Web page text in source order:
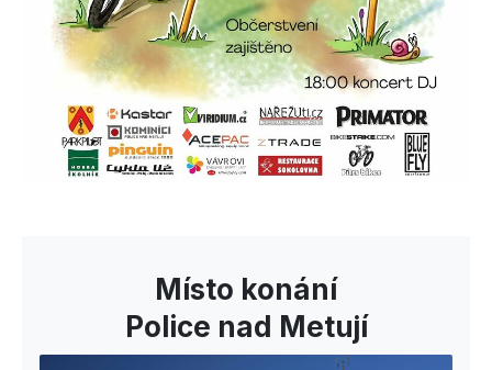
Místo konání
Police nad Metují